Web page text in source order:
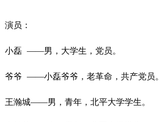
演员：
小磊 ——男，大学生，党员。
爷爷 ——小磊爷爷，老革命，共产党员。
王瀚城——男，青年，北平大学学生。